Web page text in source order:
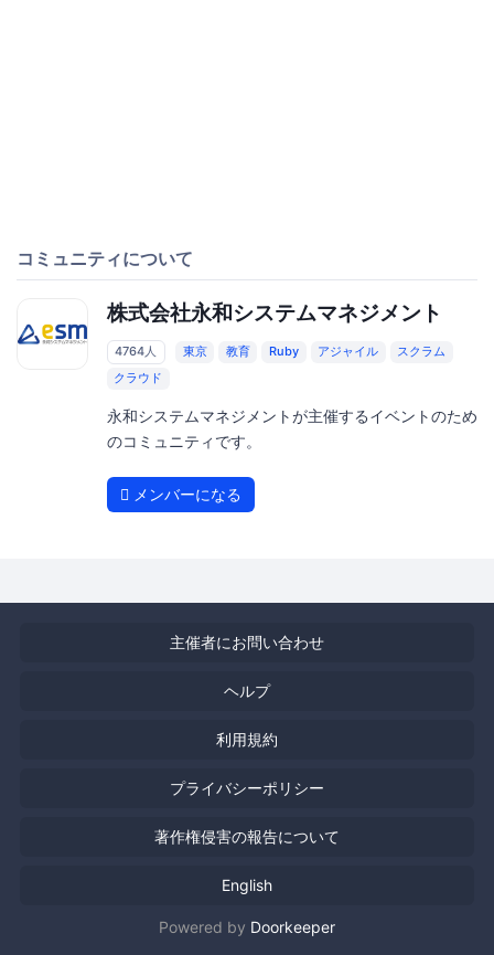
コミュニティについて
株式会社永和システムマネジメント
4764人 東京 教育 Ruby アジャイル
スクラム
クラウド
永和システムマネジメントが主催するイベントのため
のコミュニティです。
メンバーになる
主催者にお問い合わせ
ヘルプ
利用規約
プライバシーポリシー
著作権侵害の報告について
English
Powered by Doorkeeper